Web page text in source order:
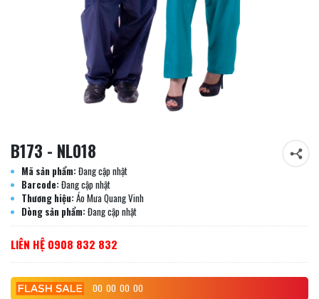
B173 - NL018
Mã sản phẩm:Đang cập nhật
Barcode:Đang cập nhật
Thương hiệu:Áo Mưa Quang Vinh
Dòng sản phẩm:Đang cập nhật
LIÊN HỆ 0908 832 832
00 00 00 00